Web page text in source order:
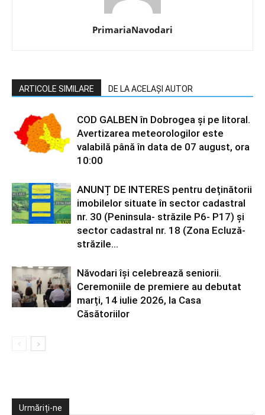
PrimariaNavodari
ARTICOLE SIMILARE DE LA ACELAȘI AUTOR
COD GALBEN în Dobrogea și pe litoral.
Avertizarea meteorologilor este
valabilă până în data de 07 august, ora
10:00
ANUNȚ DE INTERES pentru deținătorii
imobilelor situate în sector cadastral
nr. 30 (Peninsula- străzile P6- P17) și
sector cadastral nr. 18 (Zona Ecluză-
străzile...
Năvodari își celebrează seniorii.
Ceremoniile de premiere au debutat
marți, 14 iulie 2026, la Casa
Căsătoriilor
Urmăriți-ne